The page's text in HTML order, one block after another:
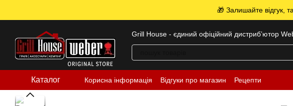
🎁 Залишайте відгук,
Grill House - єдиний офіційний дистрибʼютор
Каталог Корисна інформація Відгуки про магазин Рецепти